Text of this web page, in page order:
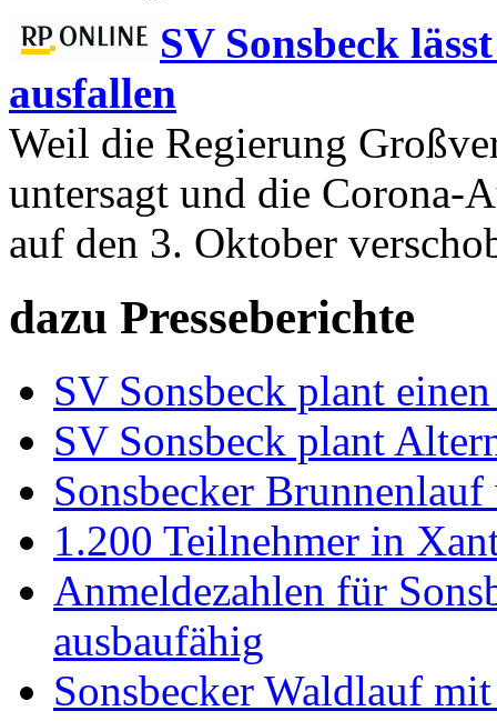
SV Sonsbeck
ausfallen
Weil die Regierung
untersagt und die Corona-
auf den 3. Oktober
dazu Presseberichte
SV Sonsbeck plant
SV Sonsbeck plant
Sonsbecker
1.200 Teilnehmer in
Anmeldezahlen für
ausbaufähig
Sonsbecker Waldlauf